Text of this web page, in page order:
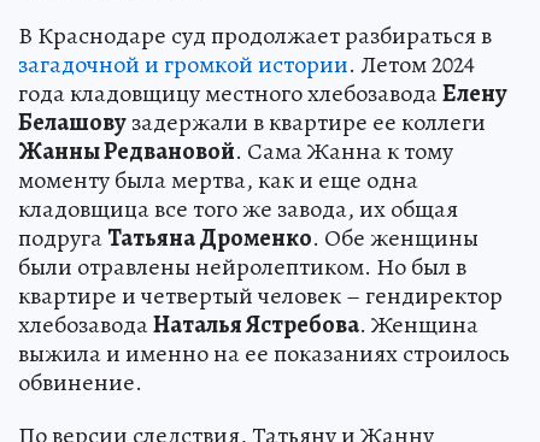
В Краснодаре суд продолжает разбираться в
загадочной и громкой истории. Летом 2024
года кладовщицу местного хлебозаводаЕлену
Белашовузадержали в квартире ее коллеги
Жанны Редвановой. Сама Жанна к тому
моменту была мертва, как и еще одна
кладовщица все того же завода, их общая
подругаТатьяна Дроменко. Обе женщины
были отравлены нейролептиком. Но был в
квартире и четвертый человек – гендиректор
хлебозаводаНаталья Ястребова. Женщина
выжила и именно на ее показаниях строилось
обвинение.
По версии следствия, Татьяну и Жанну